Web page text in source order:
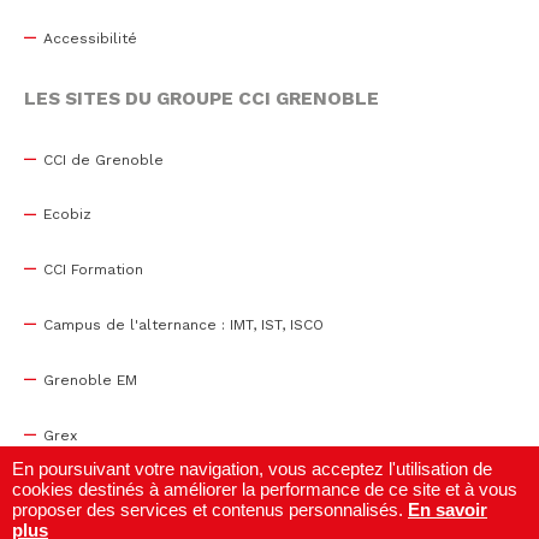
Accessibilité
LES SITES DU GROUPE CCI GRENOBLE
CCI de Grenoble
Ecobiz
CCI Formation
Campus de l'alternance : IMT, IST, ISCO
Grenoble EM
Grex
WTC Grenoble
En poursuivant votre navigation, vous acceptez l'utilisation de
cookies destinés à améliorer la performance de ce site et à vous
proposer des services et contenus personnalisés. En savoir
plus